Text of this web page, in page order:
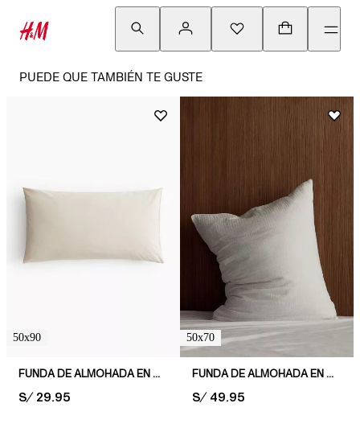
PUEDE QUE TAMBIÉN TE GUSTE
50x90
FUNDA DE ALMOHADA EN ALGODÓN
PRICE:
S/ 29.95
50x70
FUNDA DE ALMOHADA EN MUSELINA DE ALGODÓN
PRICE:
S/ 49.95